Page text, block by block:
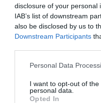
disclosure of your personal
IAB’s list of downstream
also be disclosed by us to
Downstream Participants
Personal Data
I want to opt-out of
personal data.
Opted In
Nokia, Ericsson...
son las patentes
Isabel
con
euros...